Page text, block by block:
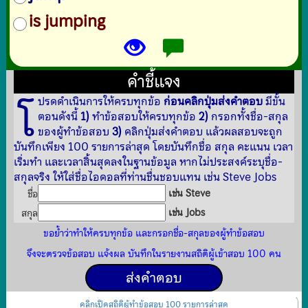
is jumping
คำชี้แจง
โปรดดำเนินการให้ครบทุกข้อ ก่อนคลิกปุ่มส่งคำตอบมีขั้น
ตอนดังนี้1)ทำข้อสอบให้ครบทุกข้อ2)กรอกทั้งชื่อ-สกุล
ของผู้ทำข้อสอบ3)คลิกปุ่มส่งคำตอบ แล้วผลสอบจะถูก
บันทึกเพียง 100 รายการล่าสุด โดยบันทึกชื่อ สกุล คะแนน เวลา
เริ่มทำ และเวลาสิ้นสุดลงในฐานข้อมูล หากไม่ประสงค์ระบุชื่อ-
สกุลจริง ให้ใส่ชื่อไอดอลที่ท่านชื่นชอบแทน เช่น Steve Jobs
ชื่อ
เช่น Steve
สกุล
เช่น Jobs
ขอย้ำว่าทำให้ครบทุกข้อ และกรอกชื่อ-สกุลของผู้ทำข้อสอบ
จึงจะตรวจข้อสอบ แจ้งผล บันทึกในรายงานสถิติผู้เข้าสอบ 100 คน
คลิกเปิดสถิติผู้ทำข้อสอบ 100 รายการล่าสุด